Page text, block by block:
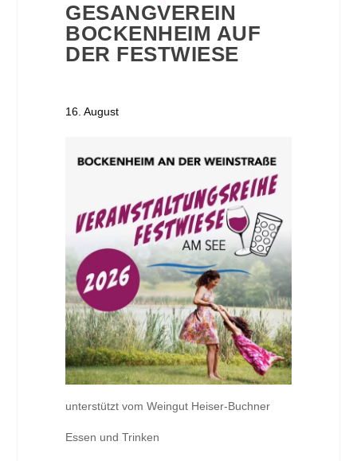
GESANGVEREIN
BOCKENHEIM AUF
DER FESTWIESE
16. August
unterstützt vom Weingut Heiser-Buchner
Essen und Trinken